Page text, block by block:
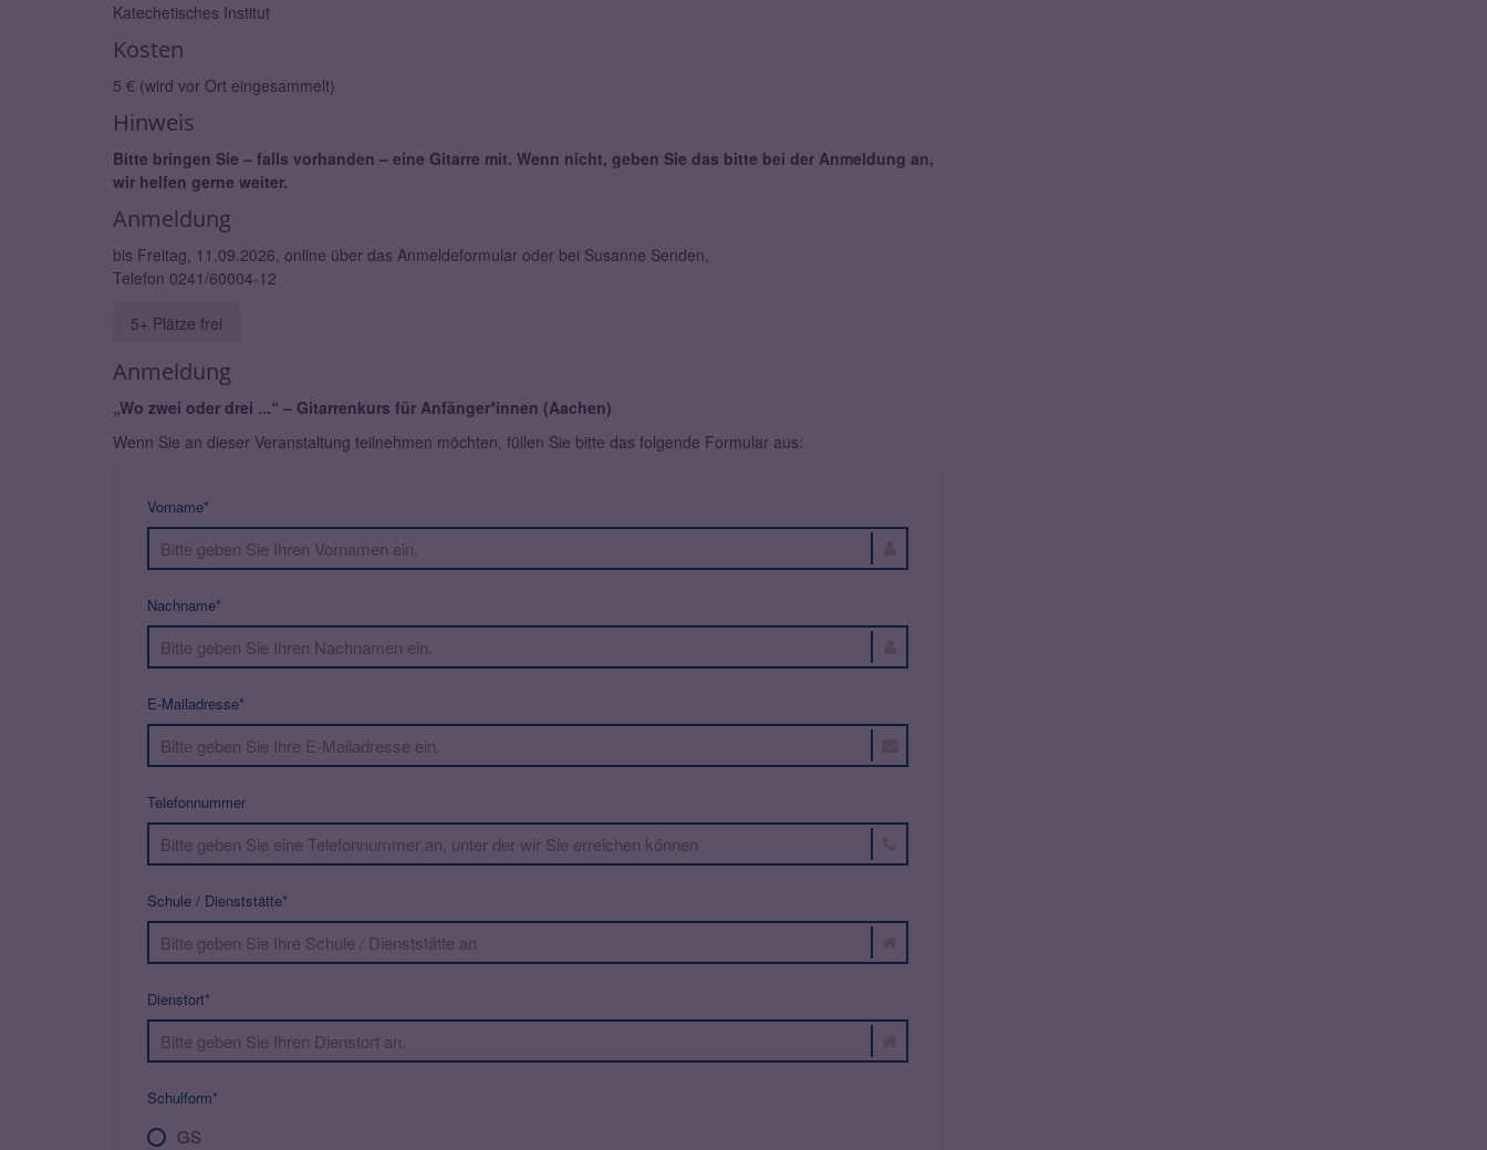
Katechetisches Institut
Kosten
5 € (wird vor Ort eingesammelt)
Hinweis
Bitte bringen Sie – falls vorhanden – eine Gitarre mit. Wenn nicht, geben Sie das bitte bei der Anmeldung an,
wir helfen gerne weiter.
Anmeldung
bis Freitag, 11.09.2026, online über das Anmeldeformular oder bei Susanne Senden,
Telefon 0241/60004-12
5+ Plätze frei
Anmeldung
„Wo zwei oder drei ...“ – Gitarrenkurs für Anfänger*innen (Aachen)
Wenn Sie an dieser Veranstaltung teilnehmen möchten, füllen Sie bitte das folgende Formular aus:
Vorname*
Nachname*
E-Mailadresse*
Telefonnummer
Schule / Dienststätte*
Dienstort*
Schulform*
GS